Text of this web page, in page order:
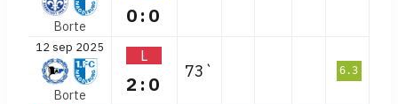
Borte 0:0
12 sep 2025
Borte
L
2:0
73` 6.3